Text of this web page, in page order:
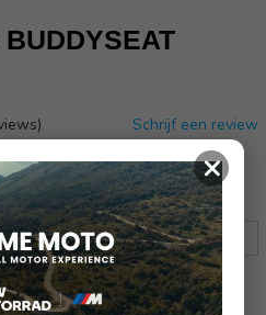
Schrijf een review
ter controle of dit product
×